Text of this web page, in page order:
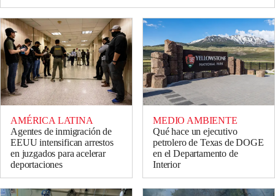
AMÉRICA LATINA
Agentes de inmigración de
EEUU intensifican arrestos
en juzgados para acelerar
deportaciones
MEDIO AMBIENTE
Qué hace un ejecutivo
petrolero de Texas de DOGE
en el Departamento de
Interior